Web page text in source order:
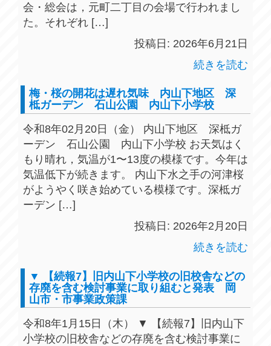
会・総会は，元町二丁目の会場で行われまし
た。それぞれ […]
投稿日: 2026年6月21日
続きを読む
梅・桜の開花は遅れ気味 内山下地区 深
柢ガーデン 石山公園 内山下小学校
令和8年02月20日（金） 内山下地区 深柢ガ
ーデン 石山公園 内山下小学校 お天気はく
もり晴れ，気温が1〜13度の模様です。今年は
気温低下が続きます。 内山下水之手の河津桜
がようやく咲き始めている模様です。深柢ガ
ーデン […]
投稿日: 2026年2月20日
続きを読む
▼ 【続報7】旧内山下小学校の旧校舎などの
存廃を含む検討事業に取り組むと発表 岡
山市・市事業政策課
令和8年1月15日（木） ▼ 【続報7】旧内山下
小学校の旧校舎などの存廃を含む検討事業に